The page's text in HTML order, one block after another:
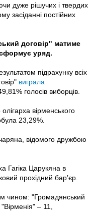
дуже рішучих і твердих
засіданні постійних
договір" матиме
уряд.
підрахунку всіх
виграла
голосів виборців.
вірменського
23,29%.
відомого дружбою
Гагіка Царукяна в
прохідний бар’єр.
чином: "Громадянський
– 11,